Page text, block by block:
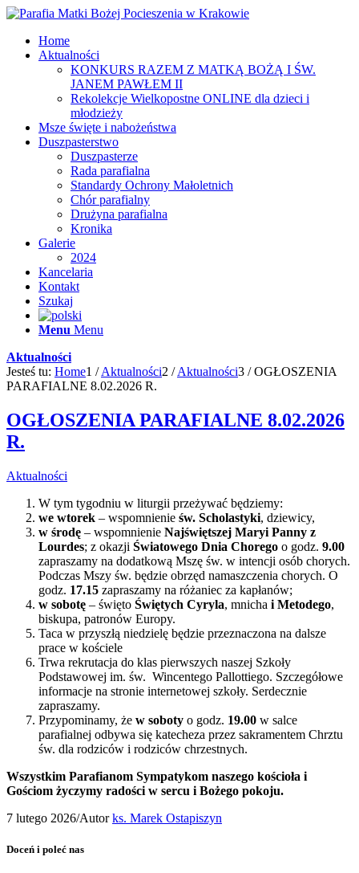
Home
Aktualności
KONKURS RAZEM Z MATKĄ BOŻĄ I ŚW.
JANEM PAWŁEM II
Rekolekcje Wielkopostne ONLINE dla dzieci i
młodzieży
Msze święte i nabożeństwa
Duszpasterstwo
Duszpasterze
Rada parafialna
Standardy Ochrony Małoletnich
Chór parafialny
Drużyna parafialna
Kronika
Galerie
2024
Kancelaria
Kontakt
Szukaj
Menu Menu
Aktualności
Jesteś tu: Home1 / Aktualności2 / Aktualności3 / OGŁOSZENIA
PARAFIALNE 8.02.2026 R.
OGŁOSZENIA PARAFIALNE 8.02.2026
R.
Aktualności
W tym tygodniu w liturgii przeżywać będziemy:
we wtorek – wspomnienie św. Scholastyki, dziewicy,
w środę – wspomnienie Najświętszej Maryi Panny z
Lourdes; z okazji Światowego Dnia Chorego o godz. 9.00
zapraszamy na dodatkową Mszę św. w intencji osób chorych.
Podczas Mszy św. będzie obrzęd namaszczenia chorych. O
godz. 17.15 zapraszamy na różaniec za kapłanów;
w sobotę – święto Świętych Cyryla, mnicha i Metodego,
biskupa, patronów Europy.
Taca w przyszłą niedzielę będzie przeznaczona na dalsze
prace w kościele
Trwa rekrutacja do klas pierwszych naszej Szkoły
Podstawowej im. św. Wincentego Pallottiego. Szczegółowe
informacje na stronie internetowej szkoły. Serdecznie
zapraszamy.
Przypominamy, że w soboty o godz. 19.00 w salce
parafialnej odbywa się katecheza przez sakramentem Chrztu
św. dla rodziców i rodziców chrzestnych.
Wszystkim Parafianom Sympatykom naszego kościoła i
Gościom życzymy radości w sercu i Bożego pokoju.
7 lutego 2026/Autorks. Marek Ostapiszyn
Doceń i poleć nas